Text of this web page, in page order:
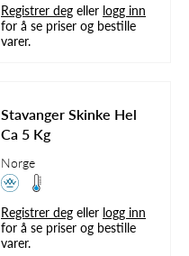
Registrer deg eller logg inn
for å se priser og bestille
varer.
Stavanger Skinke Hel
Ca 5 Kg
Norge
Registrer deg eller logg inn
for å se priser og bestille
varer.